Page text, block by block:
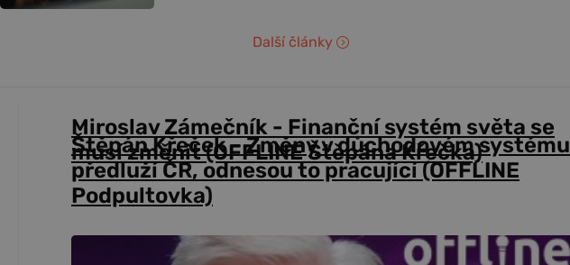
Další články
Štěpán Křeček - Změny v důchodovém systému
předluží ČR, odnesou to pracující (OFFLINE
Podpultovka)
Miroslav Zámečník - Finanční systém světa se
musí změnit (OFFLINE Štěpána Křečka)